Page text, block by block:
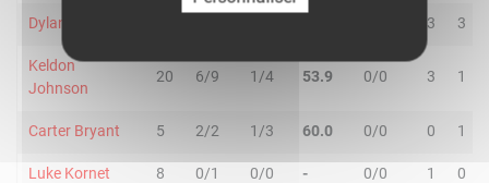
Dylan Harper 3 3
Keldon
Johnson
20 6/9 1/4 53.9 0/0 3 1
Carter Bryant 5 2/2 1/3 60.0 0/0 0 1
Luke Kornet 8 0/1 0/0 - 0/0 1 0